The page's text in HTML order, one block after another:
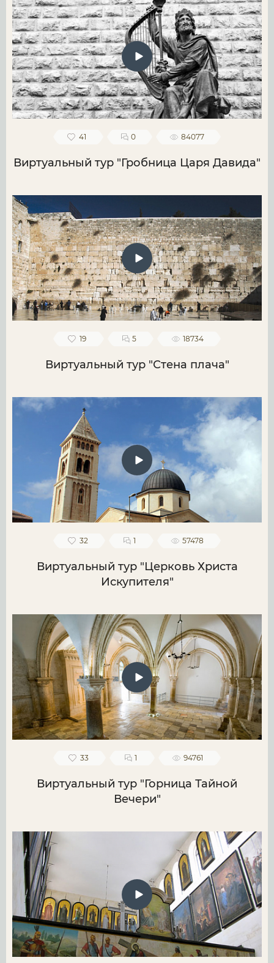
41 0 84077
Виртуальный тур "Гробница Царя Давида"
19 5 18734
Виртуальный тур "Стена плача"
32 1 57478
Виртуальный тур "Церковь Христа
Искупителя"
33 1 94761
Виртуальный тур "Горница Тайной
Вечери"